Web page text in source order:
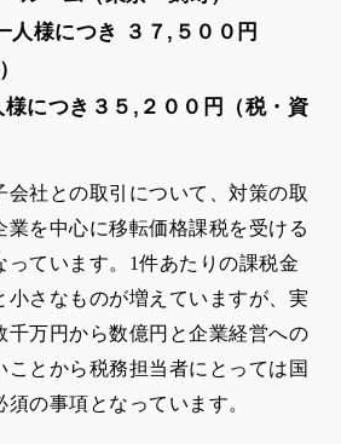
人様につき ３７,５００円
様につき３５,２００円（税・資
会社との取引について、対策の取
業を中心に移転価格課税を受ける
っています。1件あたりの課税金
小さなものが増えていますが、実
千万円から数億円と企業経営への
ことから税務担当者にとっては国
の事項となっています。